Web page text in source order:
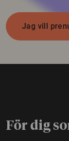
Jag vill
För dig